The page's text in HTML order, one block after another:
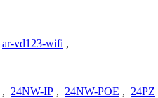
ar-vd123-wifi ,
, 24NW-IP , 24NW-POE , 24PZ